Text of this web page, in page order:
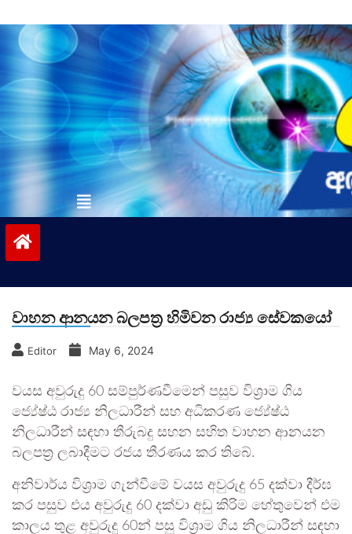
to
contentvinivida.lk
වාහන ආනයන බලපත්‍ර හිමිවන රාජ්‍ය සේවකයෝ
Editor May 6, 2024
වයස අවුරුදු 60 සම්පුර්ණවීමෙන් පසුව විශ්‍රාම ගිය
ජ්‍යේෂ්ඨ රාජ්‍ය නිලධාරීන් සහ අධිකරණ ජ්‍යේෂ්ඨ
නිලධාරීන් සඳහා තීරුබදු සහන සහිත වාහන ආනයන
බලපත්‍ර ලබාදීමට රජය තීරණය කර තිබේ.
අනිවාර්ය විශ්‍රාම ගැන්වීමේ වයස අවුරුදු 65 දක්වා දීර්ඝ
කර පසුව එය අවුරුදු 60 දක්වා අඩු කිරිම හේතුවෙන් එම
කාලය තුළ අවුරුදු 60න් පසු විශ්‍රාම ගිය නිලධාරීන් සඳහා